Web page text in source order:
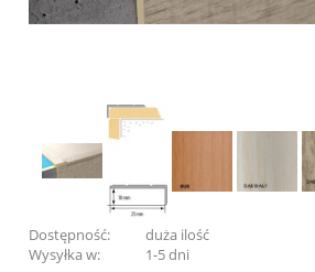
Dostępność:
duża ilość
Wysyłka w:
1-5 dni